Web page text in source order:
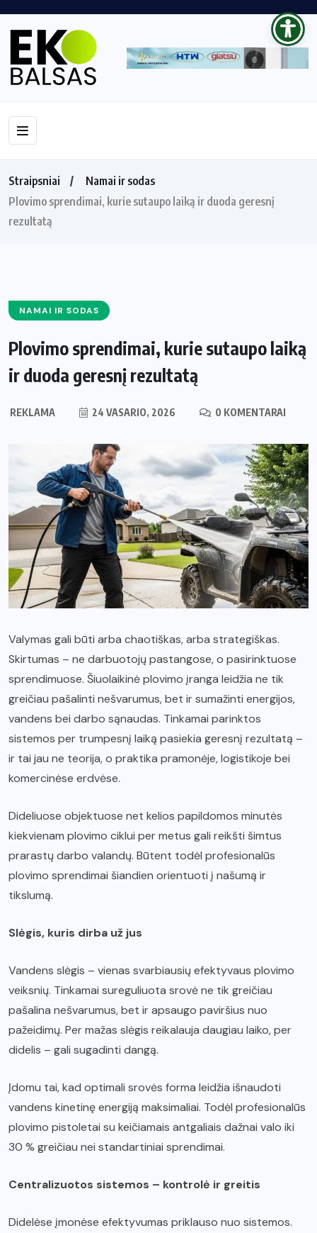
Straipsniai
Namai ir sodas
Plovimo sprendimai, kurie sutaupo laiką ir duoda geresnį
rezultatą
NAMAI IR SODAS
Plovimo sprendimai, kurie sutaupo laiką
ir duoda geresnį rezultatą
REKLAMA 24 VASARIO, 2026 0 KOMENTARAI
Valymas gali būti arba chaotiškas, arba strategiškas.
Skirtumas – ne darbuotojų pastangose, o pasirinktuose
sprendimuose. Šiuolaikinė plovimo įranga leidžia ne tik
greičiau pašalinti nešvarumus, bet ir sumažinti energijos,
vandens bei darbo sąnaudas. Tinkamai parinktos
sistemos per trumpesnį laiką pasiekia geresnį rezultatą –
ir tai jau ne teorija, o praktika pramonėje, logistikoje bei
komercinėse erdvėse.
Dideliuose objektuose net kelios papildomos minutės
kiekvienam plovimo ciklui per metus gali reikšti šimtus
prarastų darbo valandų. Būtent todėl profesionalūs
plovimo sprendimai šiandien orientuoti į našumą ir
tikslumą.
Slėgis, kuris dirba už jus
Vandens slėgis – vienas svarbiausių efektyvaus plovimo
veiksnių. Tinkamai sureguliuota srovė ne tik greičiau
pašalina nešvarumus, bet ir apsaugo paviršius nuo
pažeidimų. Per mažas slėgis reikalauja daugiau laiko, per
didelis – gali sugadinti dangą.
Įdomu tai, kad optimali srovės forma leidžia išnaudoti
vandens kinetinę energiją maksimaliai. Todėl profesionalūs
plovimo pistoletai su keičiamais antgaliais dažnai valo iki
30 % greičiau nei standartiniai sprendimai.
Centralizuotos sistemos – kontrolė ir greitis
Didelėse įmonėse efektyvumas priklauso nuo sistemos.